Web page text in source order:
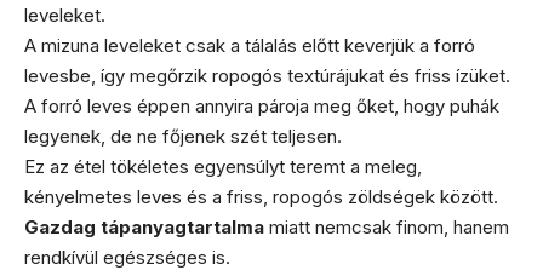
leveleket.
A mizuna leveleket csak a tálalás előtt keverjük a forró
levesbe, így megőrzik ropogós textúrájukat és friss ízüket.
A forró leves éppen annyira pároja meg őket, hogy puhák
legyenek, de ne főjenek szét teljesen.
Ez az étel tökéletes egyensúlyt teremt a meleg,
kényelmetes leves és a friss, ropogós zöldségek között.
Gazdag tápanyagtartalma miatt nemcsak finom, hanem
rendkívül egészséges is.